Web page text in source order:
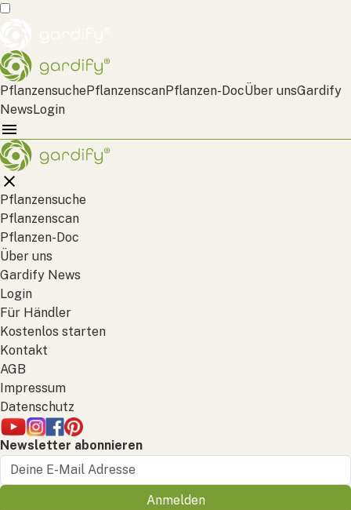
PflanzensuchePflanzenscanPflanzen-DocÜber unsGardify
NewsLogin
Pflanzensuche
Pflanzenscan
Pflanzen-Doc
Über uns
Gardify News
Login
Für Händler
Kostenlos starten
Kontakt
AGB
Impressum
Datenschutz
Newsletter abonnieren
Anmelden